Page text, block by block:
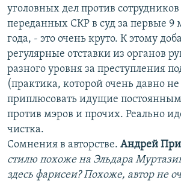
уголовных дел против
переданных СКР в суд за первые 9
года, - это очень круто. К этому
регулярные отставки из органов
разного уровня за преступления
(практика, которой очень давно
приплюсовать идущие
против мэров и прочих. Реально
чистка.
Сомнения в авторстве. Андрей
стилю похоже на Эльдара
здесь фарисеи? Похоже, автор не